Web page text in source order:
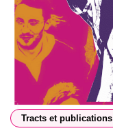
Tracts et publications